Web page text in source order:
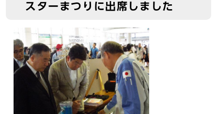
スターまつりに出席しました